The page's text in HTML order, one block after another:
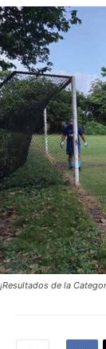
¡Resultados de la